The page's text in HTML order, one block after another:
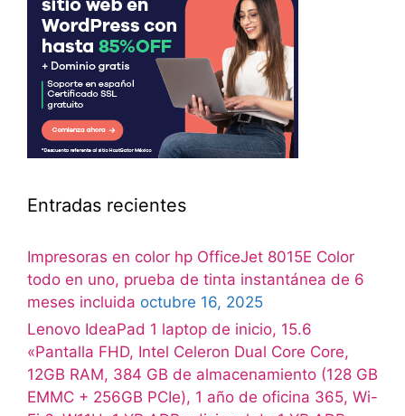
Entradas recientes
Impresoras en color hp OfficeJet 8015E Color
todo en uno, prueba de tinta instantánea de 6
meses incluida octubre 16, 2025
Lenovo IdeaPad 1 laptop de inicio, 15.6
«Pantalla FHD, Intel Celeron Dual Core Core,
12GB RAM, 384 GB de almacenamiento (128 GB
EMMC + 256GB PCIe), 1 año de oficina 365, Wi-